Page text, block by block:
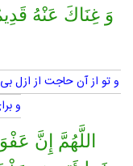
وَ غِنَاكَ عَنْهُ
و تو از آن حاجت از ازل
و
اللَّهُمَّ إِنَّ